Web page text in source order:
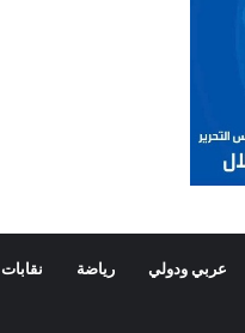
عربي ودولي رياضة نقابات